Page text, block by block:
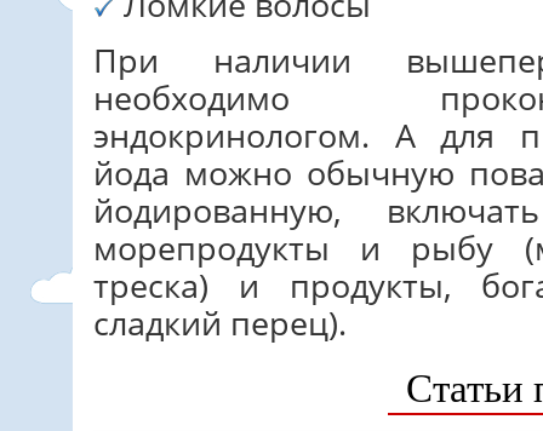
При наличии
необходимо
эндокринологом. А для
йода можно обычную
йодированную,
морепродукты и рыбу
треска) и продукты,
сладкий перец).
Статьи